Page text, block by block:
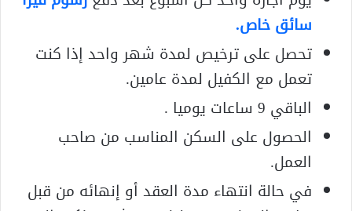
سائق خاص.
تحصل على ترخيص لمدة شهر واحد إذا كنت
تعمل مع الكفيل لمدة عامين.
الباقي 9 ساعات يوميا .
الحصول على السكن المناسب من صاحب
العمل.
في حالة انتهاء مدة العقد أو إنهائه من قبل